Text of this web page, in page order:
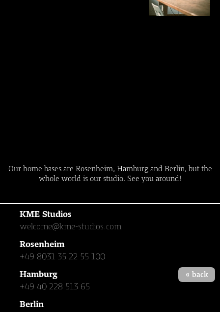
« back
Our home bases are Rosenheim, Hamburg and Berlin, but the
whole world is our studio. See you around!
KME Studios
welcome@kme-studios.com
Rosenheim
+49 8031 35 22 55 100
Hamburg
+49 40 228 513 65
Berlin